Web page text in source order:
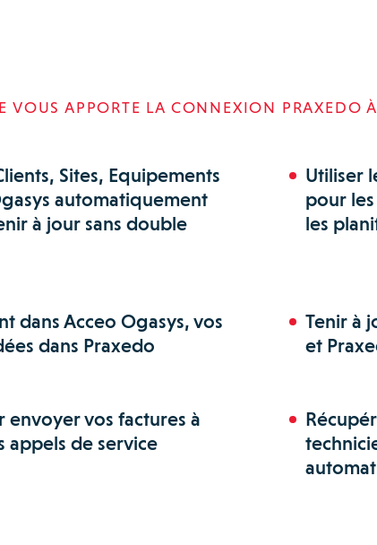
VOUS APPORTE LA CONNEXION PRAXEDO
Sites, Equipements
automatiquement
à jour sans double
Utiliser
pour
les
dans Acceo Ogasys, vos
dans Praxedo
Tenir à
et
envoyer vos factures à
appels de service